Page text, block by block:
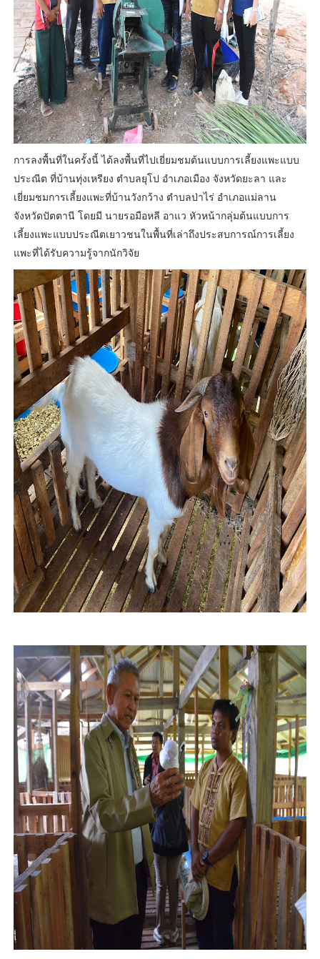
การลงพื้นที่ในครั้งนี้ ได้ลงพื้นที่ไปเยี่ยมชมต้นแบบการเลี้ยงแพะแบบ
ประณีต ที่บ้านทุ่งเหรียง ตำบลยุโป อำเภอเมือง จังหวัดยะลา และ
เยี่ยมชมการเลี้ยงแพะที่บ้านวังกว้าง ตำบลป่าไร่ อำเภอแม่ลาน
จังหวัดปัตตานี โดยมี นายรอมือหลี อาแว หัวหน้ากลุ่มต้นแบบการ
เลี้ยงแพะแบบประณีตเยาวชนในพื้นที่เล่าถึงประสบการณ์การเลี้ยง
แพะที่ได้รับความรู้จากนักวิจัย